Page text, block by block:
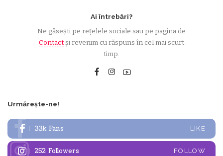
Ai întrebări?
Ne găsești pe rețelele sociale sau pe pagina de
Contactși revenim cu răspuns în cel mai scurt
timp.
Urmărește-ne!
33k Fans LIKE
252 Followers FOLLOW